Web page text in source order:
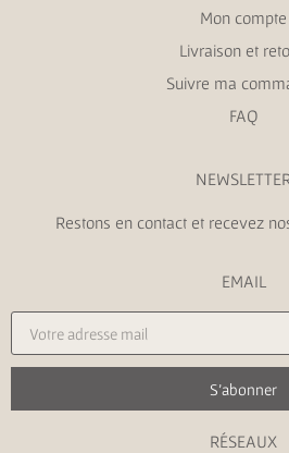
Mon compte
Livraison et
Suivre ma
FAQ
NEWSLETTER
Restons en contact et recevez
EMAIL
S'abonner
RÉSEAUX